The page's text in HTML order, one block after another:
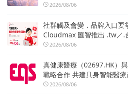
2026/08/06
社群觸及會變，品牌入口要
Cloudmax 匯智推出 .tw／.
2026/08/06
真健康醫療（02697.HK）
戰略合作 共建具身智能醫
2026/08/06